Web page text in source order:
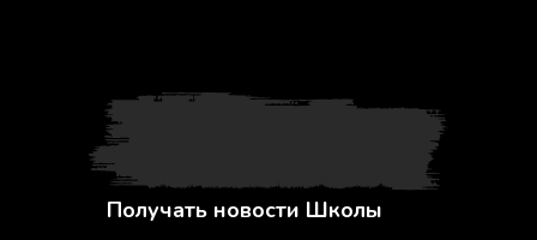
Получать новости Школы